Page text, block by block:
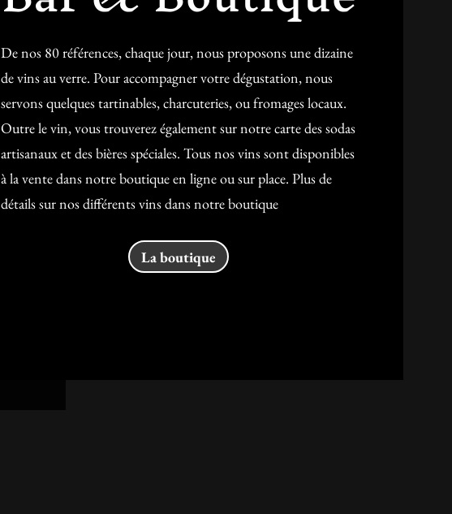
De nos 80 références, chaque jour, nous proposons une dizaine
de vins au verre. Pour accompagner votre dégustation, nous
servons quelques tartinables, charcuteries, ou fromages locaux.
Outre le vin, vous trouverez également sur notre carte des sodas
artisanaux et des bières spéciales. Tous nos vins sont disponibles
à la vente dans notre boutique en ligne ou sur place. Plus de
détails sur nos différents vins dans notre boutique
La boutique